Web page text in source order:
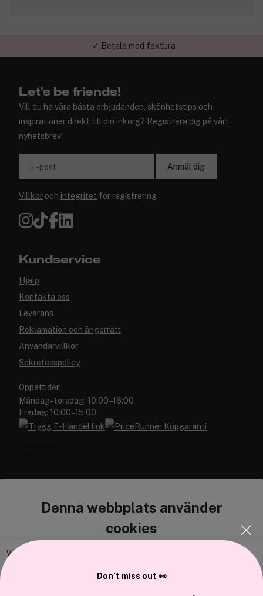
Denna webbplats använder
cookies
Vi använder enhetsidentifierare för att anpassa innehållet och
Let's be friends!
Vill du ha våra bästa erbjudanden, skönhetstips och
inspirationer direkt till din inkorg? Registrera dig på vårt
nyhetsbrev!
E-post Anmäl dig
Villkor och integritet för registrering
Kundservice
Hjälp
Kontakta oss
Leverans
Reklamation och ångerrätt
Användarvillkor
Sekretesspolicy
Öppettider:
Måndag–torsdag: 10:00–16:00
Fredag: 10:00–15:00
Cocopanda.se
Don’t miss out 👀